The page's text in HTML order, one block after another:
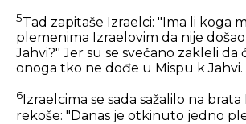
5Tad zapitaše Izraelci: "Ima li koga
plemenima Izraelovim da nije
Jahvi?" Jer su se svečano zakleli da
onoga tko ne dođe u Mispu k Jahvi.
6 Izraelcima se sada sažalilo na
rekoše: "Danas je otkinuto jedno